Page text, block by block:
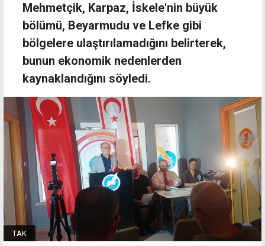
Mehmetçik, Karpaz, İskele'nin büyük
bölümü, Beyarmudu ve Lefke gibi
bölgelere ulaştırılamadığını belirterek,
bunun ekonomik nedenlerden
kaynaklandığını söyledi.
TAK